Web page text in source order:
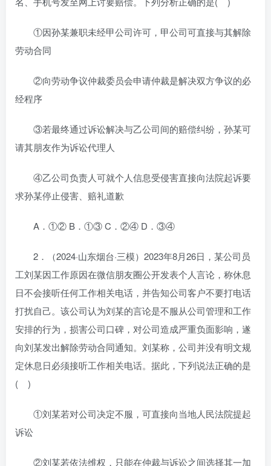
①因孙某兼职未经甲公司许可，甲公司可直接与其解除
劳动合同
②向劳动争议仲裁委员会申请仲裁是解决双方争议的必
经程序
③若最终通过诉讼解决与乙公司间的赔偿纠纷，孙某可
请其朋友作为诉讼代理人
④乙公司负责人可就个人信息受侵害直接向法院起诉要
求孙某停止侵害、赔礼道歉
A．①② B．①③ C．②④ D．③④
2．（2024·山东烟台·三模）2023年8月26日，某公司员
工刘某因工作原因在微信朋友圈公开发表个人言论，称休息
日不会接听任何工作相关电话，并告知公司客户不要打电话
打扰自己。该公司认为刘某的言论是不服从公司管理和工作
安排的行为，损害公司口碑，对公司造成严重负面影响，遂
向刘某发出解除劳动合同通知。刘某称，公司并没有明文规
定休息日必须接听工作相关电话。据此，下列说法正确的是
( )
①刘某若对公司决定不服，可直接向当地人民法院提起
诉讼
②刘某若依法维权，只能在仲裁与诉讼之间选择其一加